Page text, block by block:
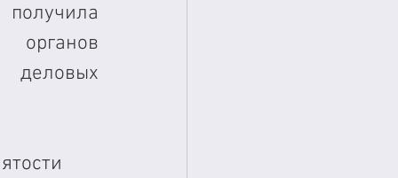
деловых